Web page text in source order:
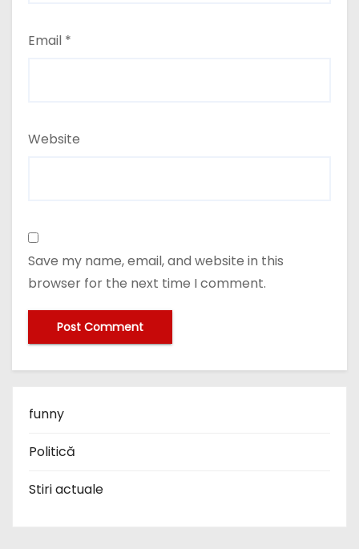
Email *
Website
Save my name, email, and website in this
browser for the next time I comment.
funny
Politică
Stiri actuale